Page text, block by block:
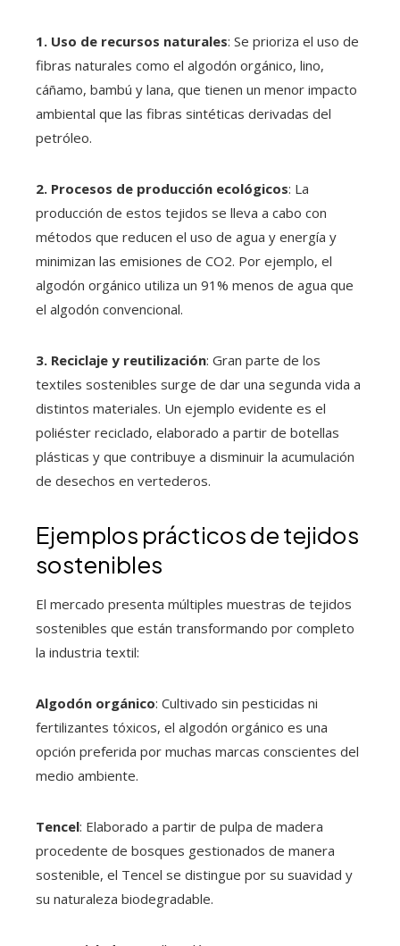
1. Uso de recursos naturales: Se prioriza el uso de
fibras naturales como el algodón orgánico, lino,
cáñamo, bambú y lana, que tienen un menor impacto
ambiental que las fibras sintéticas derivadas del
petróleo.
2. Procesos de producción ecológicos: La
producción de estos tejidos se lleva a cabo con
métodos que reducen el uso de agua y energía y
minimizan las emisiones de CO2. Por ejemplo, el
algodón orgánico utiliza un 91% menos de agua que
el algodón convencional.
3. Reciclaje y reutilización: Gran parte de los
textiles sostenibles surge de dar una segunda vida a
distintos materiales. Un ejemplo evidente es el
poliéster reciclado, elaborado a partir de botellas
plásticas y que contribuye a disminuir la acumulación
de desechos en vertederos.
Ejemplos prácticos de tejidos
sostenibles
El mercado presenta múltiples muestras de tejidos
sostenibles que están transformando por completo
la industria textil:
Algodón orgánico: Cultivado sin pesticidas ni
fertilizantes tóxicos, el algodón orgánico es una
opción preferida por muchas marcas conscientes del
medio ambiente.
Tencel: Elaborado a partir de pulpa de madera
procedente de bosques gestionados de manera
sostenible, el Tencel se distingue por su suavidad y
su naturaleza biodegradable.